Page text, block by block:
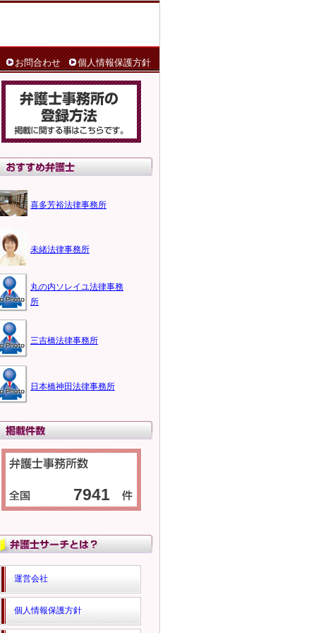
お問合わせ 個人情報保護方針
喜多芳裕法律事務所
未緒法律事務所
丸の内ソレイユ法律事務
所
三吉橋法律事務所
日本橋神田法律事務所
7941
運営会社
個人情報保護方針